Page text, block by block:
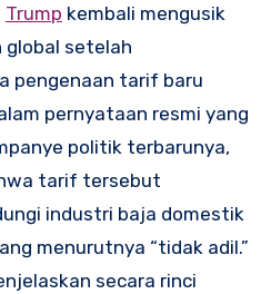
Trump kembali mengusik
setelah
pengenaan tarif baru
pernyataan resmi yang
politik terbarunya,
tarif tersebut
industri baja domestik
menurutnya “tidak adil.”
secara rinci